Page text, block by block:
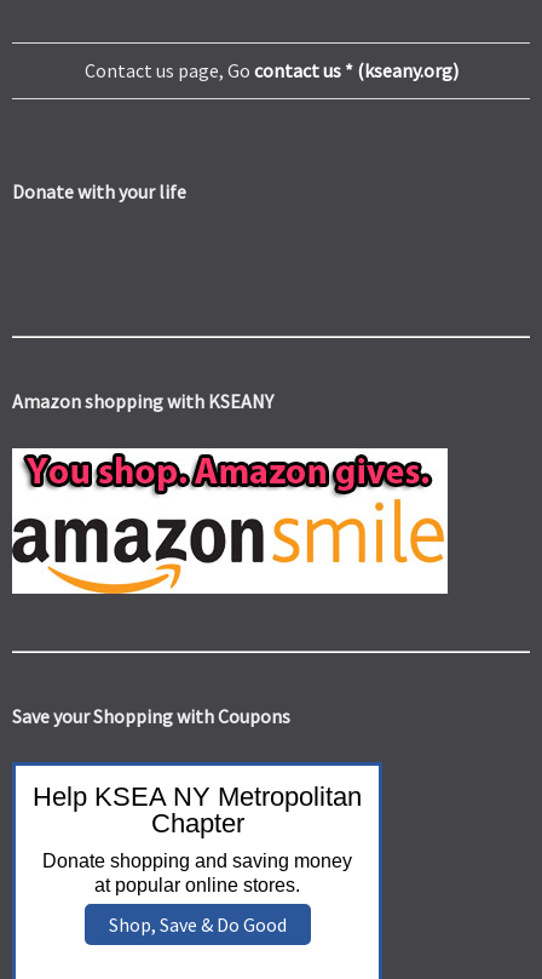
Contact us page, Go contact us * (kseany.org)
Donate with your life
Amazon shopping with KSEANY
Save your Shopping with Coupons
Help KSEA NY Metropolitan
Chapter
Donate shopping and saving money
at popular online stores.
Shop, Save & Do Good